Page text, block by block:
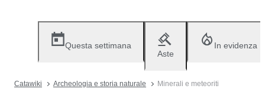
Questa settimana
Aste
In evidenza
Catawiki Archeologia e storia naturale Minerali e meteoriti